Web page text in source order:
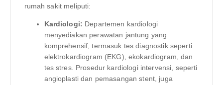
rumah sakit meliputi:
Kardiologi: Departemen kardiologi
menyediakan perawatan jantung yang
komprehensif, termasuk tes diagnostik seperti
elektrokardiogram (EKG), ekokardiogram, dan
tes stres. Prosedur kardiologi intervensi, seperti
angioplasti dan pemasangan stent, juga